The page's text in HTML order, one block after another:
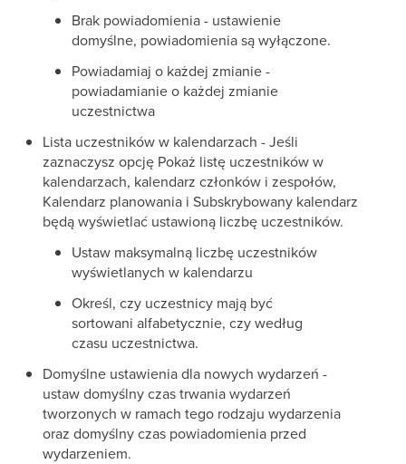
Brak powiadomienia - ustawienie
domyślne, powiadomienia są wyłączone.
Powiadamiaj o każdej zmianie -
powiadamianie o każdej zmianie
uczestnictwa
Lista uczestników w kalendarzach - Jeśli
zaznaczysz opcję Pokaż listę uczestników w
kalendarzach, kalendarz członków i zespołów,
Kalendarz planowania i Subskrybowany kalendarz
będą wyświetlać ustawioną liczbę uczestników.
Ustaw maksymalną liczbę uczestników
wyświetlanych w kalendarzu
Określ, czy uczestnicy mają być
sortowani alfabetycznie, czy według
czasu uczestnictwa.
Domyślne ustawienia dla nowych wydarzeń -
ustaw domyślny czas trwania wydarzeń
tworzonych w ramach tego rodzaju wydarzenia
oraz domyślny czas powiadomienia przed
wydarzeniem.